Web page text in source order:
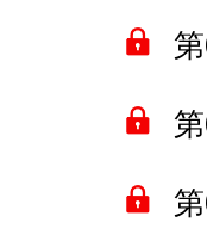
028
018
019
020
第6
明天